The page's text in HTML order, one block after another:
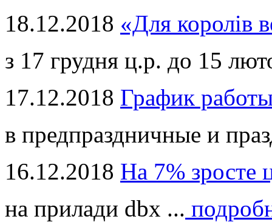
18.12.2018 «Для королів
з 17 грудня ц.р. до 15
17.12.2018 График
в предпраздничные и
16.12.2018 На 7% зросте
на прилади dbx ...